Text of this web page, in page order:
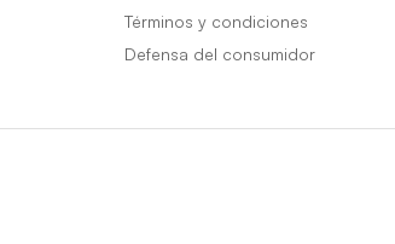
Términos y condiciones
Defensa del consumidor